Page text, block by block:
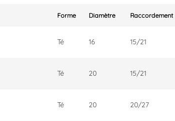
Forme Diamètre Raccordement
Té 16 15/21
Té 20 15/21
Té 20 20/27